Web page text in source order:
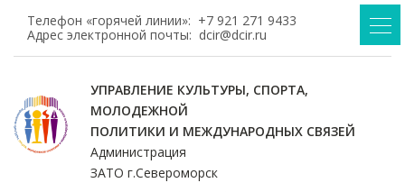
Телефон «горячей линии»: +7 921 271 9433
Адрес электронной почты: dcir@dcir.ru
УПРАВЛЕНИЕ КУЛЬТУРЫ, СПОРТА,
МОЛОДЕЖНОЙ
ПОЛИТИКИ И МЕЖДУНАРОДНЫХ СВЯЗЕЙ
Администрация
ЗАТО г.Североморск